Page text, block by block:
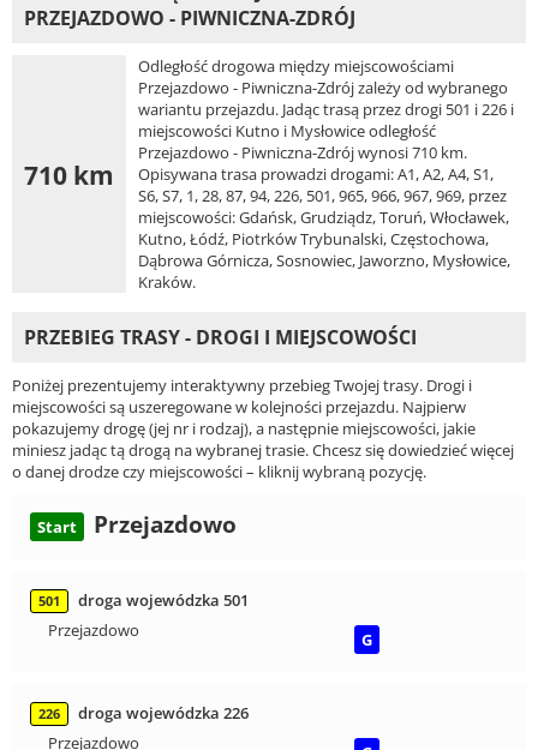
PRZEJAZDOWO - PIWNICZNA-ZDRÓJ
710 km
Odległość drogowa między miejscowościami
Przejazdowo - Piwniczna-Zdrój zależy od wybranego
wariantu przejazdu. Jadąc trasą przez drogi 501 i 226 i
miejscowości Kutno i Mysłowice odległość
Przejazdowo - Piwniczna-Zdrój wynosi 710 km.
Opisywana trasa prowadzi drogami: A1, A2, A4, S1,
S6, S7, 1, 28, 87, 94, 226, 501, 965, 966, 967, 969, przez
miejscowości: Gdańsk, Grudziądz, Toruń, Włocławek,
Kutno, Łódź, Piotrków Trybunalski, Częstochowa,
Dąbrowa Górnicza, Sosnowiec, Jaworzno, Mysłowice,
Kraków.
PRZEBIEG TRASY - DROGI I MIEJSCOWOŚCI
Poniżej prezentujemy interaktywny przebieg Twojej trasy. Drogi i
miejscowości są uszeregowane w kolejności przejazdu. Najpierw
pokazujemy drogę (jej nr i rodzaj), a następnie miejscowości, jakie
miniesz jadąc tą drogą na wybranej trasie. Chcesz się dowiedzieć więcej
o danej drodze czy miejscowości – kliknij wybraną pozycję.
Start Przejazdowo
501
droga wojewódzka 501
Przejazdowo
G
226
droga wojewódzka 226
Przejazdowo